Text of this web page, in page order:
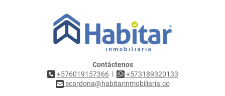
Contáctenos
+576019157366 |
+573189320133
scardona@habitarinmobiliaria.co